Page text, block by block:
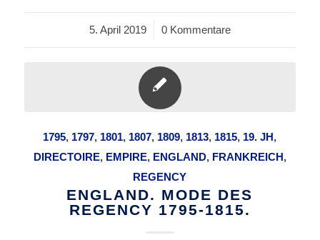
5. April 2019
/ 0 Kommentare
1795, 1797, 1801, 1807, 1809, 1813, 1815, 19. JH,
DIRECTOIRE, EMPIRE, ENGLAND, FRANKREICH,
REGENCY
ENGLAND. MODE DES
REGENCY 1795-1815.